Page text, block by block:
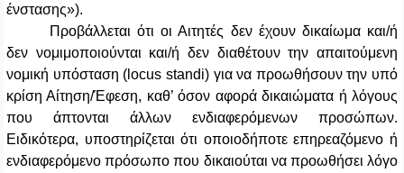
ένστασης»).
Προβάλλεται ότι οι Αιτητές δεν έχουν δικαίωμα και/ή
δεν νομιμοποιούνται και/ή δεν διαθέτουν την απαιτούμενη
νομική υπόσταση (locus standi) για να προωθήσουν την υπό
κρίση Αίτηση/Έφεση, καθ’ όσον αφορά δικαιώματα ή λόγους
που άπτονται άλλων ενδιαφερόμενων προσώπων.
Ειδικότερα, υποστηρίζεται ότι οποιοδήποτε επηρεαζόμενο ή
ενδιαφερόμενο πρόσωπο που δικαιούται να προωθήσει λόγο